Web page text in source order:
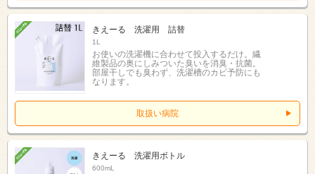
きえーる 洗濯用 詰替
1L
お使いの洗濯機に合わせて投入するだけ。繊
維製品の奥にしみついた臭いを消臭・抗菌。
部屋干しでも臭わず、洗濯槽のカビ予防にも
なります。
取扱い病院
きえーる 洗濯用ボトル
600mL